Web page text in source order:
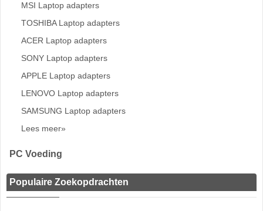
MSI Laptop adapters
TOSHIBA Laptop adapters
ACER Laptop adapters
SONY Laptop adapters
APPLE Laptop adapters
LENOVO Laptop adapters
SAMSUNG Laptop adapters
Lees meer»
PC Voeding
Populaire Zoekopdrachten